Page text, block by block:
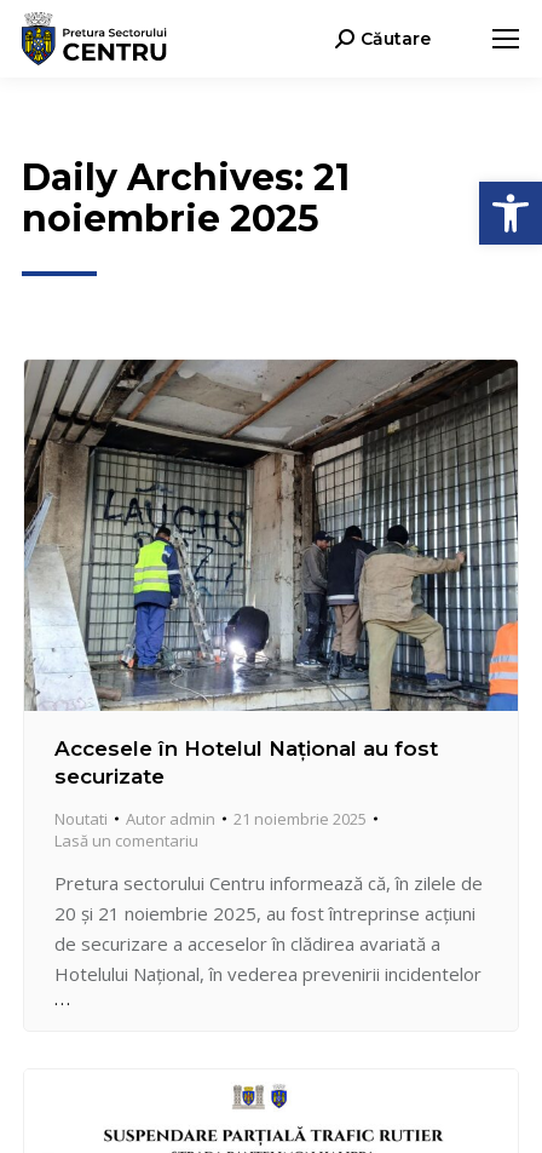
Search:Căutare
Daily Archives: 21
noiembrie 2025
Accesele în Hotelul Național au fost
securizate
Noutati Autor admin
21 noiembrie 2025
Lasă un comentariu
Pretura sectorului Centru informează că, în zilele de
20 și 21 noiembrie 2025, au fost întreprinse acțiuni
de securizare a acceselor în clădirea avariată a
Hotelului Național, în vederea prevenirii incidentelor
și asigurării siguranței locuitorilor din zonă. În seara